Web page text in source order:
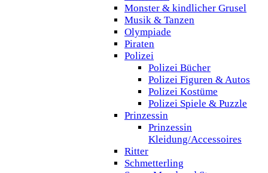
Monster & kindlicher Grusel
Musik & Tanzen
Olympiade
Piraten
Polizei
Polizei Bücher
Polizei Figuren & Autos
Polizei Kostüme
Polizei Spiele & Puzzle
Prinzessin
Prinzessin
Kleidung/Accessoires
Ritter
Schmetterling